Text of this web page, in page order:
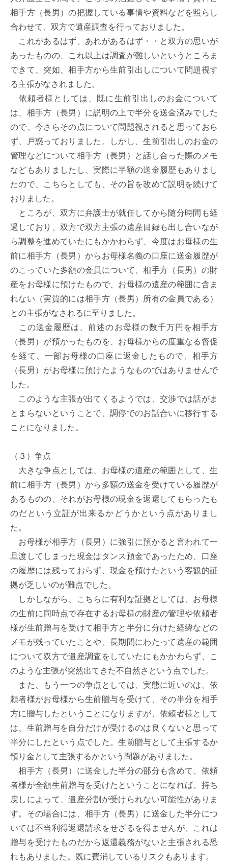
相手方（長男）の把握している事情や資料などを照らし
合わせて、双方で遺産調査を行っておりました。
これがあるはず、あれがあるはず・・と双方の思いが
あったものの、これ以上は調査が難しいというところま
できて、突如、相手方から生前引出しについて問題視す
る主張がなされました。
依頼者様としては、既に生前引出しのお金について
は、相手方（長男）に説明の上で半分を送金済みでした
ので、今さらその点について問題視されると思っておら
ず、戸惑っておりました。しかし、生前引出しのお金の
管理などについて相手方（長男）と話し合った際のメモ
などもありましたし、実際に半額の送金履歴もありまし
たので、こちらとしても、その旨を改めて説明を続けて
おりました。
ところが、双方に弁護士が就任してから随分時間も経
過しており、双方で双方主張の遺産目録も出し合いなが
ら調整を進めていたにもかかわらず、今度はお母様の生
前に相手方（長男）からお母様名義の口座に送金履歴が
のこっていた多額の金員について、相手方（長男）の財
産をお母様に預けたもので、お母様の遺産の範囲に含ま
れない（実質的には相手方（長男）所有の金員である）
との主張がなされるに至りました。
この送金履歴は、前述のお母様の数千万円を相手方
（長男）が預かったものを、お母様からの度重なる督促
を経て、一部お母様の口座に返金したもので、相手方
（長男）がお母様に預けたようなものではありませんで
した。
このような主張が出てくるようでは、交渉では話がま
とまらないということで、調停でのお話合いに移行する
ことになりました。
（３）争点
大きな争点としては、お母様の遺産の範囲として、生
前に相手方（長男）から多額の送金を受けている履歴が
あるものの、それがお母様の現金を返還してもらったも
のだという立証が出来るかどうかという点がありまし
た。
お母様が相手方（長男）に強引に預かると言われて一
旦渡してしまった現金はタンス預金であったため、口座
の履歴には残っておらず、現金を預けたという客観的証
拠が乏しいのが難点でした。
しかしながら、こちらに有利な証拠としては、お母様
の生前に同時点で存在するお母様の財産の管理や依頼者
様が生前贈与を受けて相手方と半分に分けた経緯などの
メモが残っていたことや、長期間にわたって遺産の範囲
について双方で遺産調査をしていたにもかかわらず、こ
のような主張が突然出てきた不自然さという点でした。
また、もう一つの争点としては、実態に近いのは、依
頼者様がお母様から生前贈与を受けて、その半分を相手
方に贈与したということになりますが、依頼者様として
は、生前贈与を自分だけが受けるのは良くないと思って
半分にしたという点でした。生前贈与として主張するか
預り金として主張するかという問題がありました。
相手方（長男）に送金した半分の部分も含めて、依頼
者様が全額生前贈与を受けたということになれば、持ち
戻しによって、遺産分割が受けられない可能性がありま
す。その場合には、相手方（長男）に送金した半分につ
いては不当利得返還請求をせざるを得ませんが、これは
贈与を受けたものだから返還義務がないと主張される恐
れもありました。既に費消しているリスクもあります。